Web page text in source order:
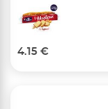
4.15 €